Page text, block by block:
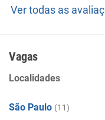
Ver todas as
Vagas
Localidades
São Paulo (11)